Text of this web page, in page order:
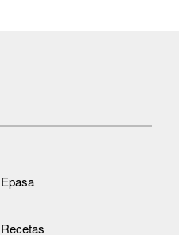
Epasa
Recetas